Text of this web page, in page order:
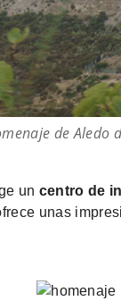
de Aledo
un centro de
unas